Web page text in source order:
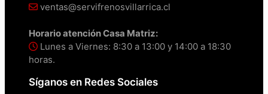
ventas@servifrenosvillarrica.cl
Horario atención Casa Matriz:
Lunes a Viernes: 8:30 a 13:00 y 14:00 a 18:30
horas.
Síganos en Redes Sociales